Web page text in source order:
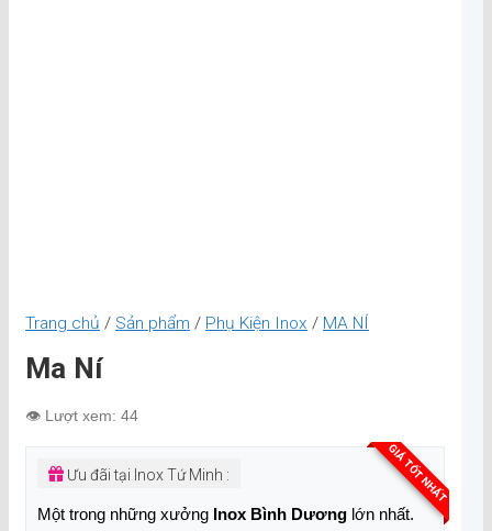
Trang chủ / Sản phẩm / Phụ Kiện Inox / MA NÍ
Ma Ní
👁️ Lượt xem: 44
GIÁ TỐT NHẤT
Ưu đãi tại Inox Tứ Minh :
Một trong những xưởng Inox Bình Dương lớn nhất.